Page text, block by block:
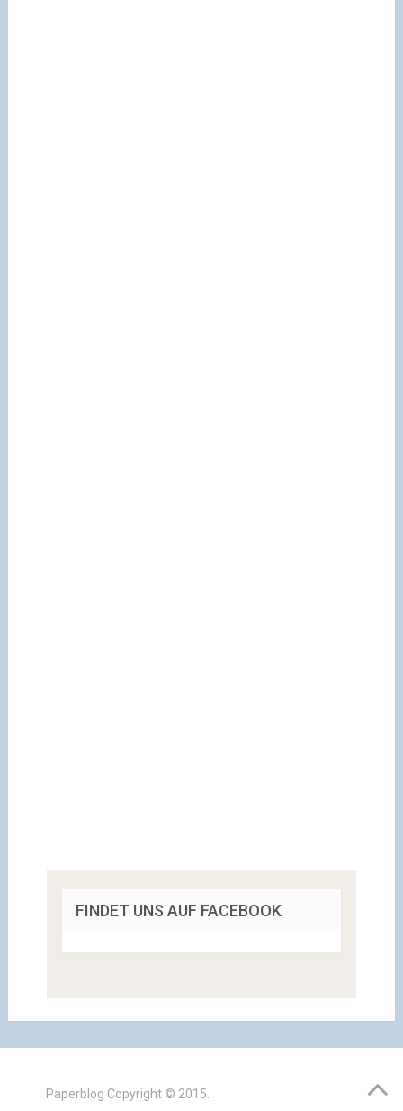
FINDET UNS AUF FACEBOOK
Paperblog Copyright © 2015.